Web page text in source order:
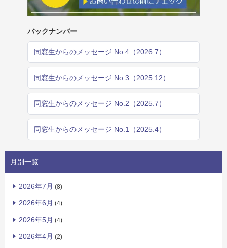
バックナンバー
同窓生からのメッセージ No.4（2026.7）
同窓生からのメッセージ No.3（2025.12）
同窓生からのメッセージ No.2（2025.7）
同窓生からのメッセージ No.1（2025.4）
月別一覧
2026年7月 (8)
2026年6月 (4)
2026年5月 (4)
2026年4月 (2)